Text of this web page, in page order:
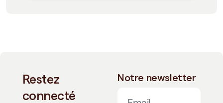
Restez
connecté
Notre newsletter